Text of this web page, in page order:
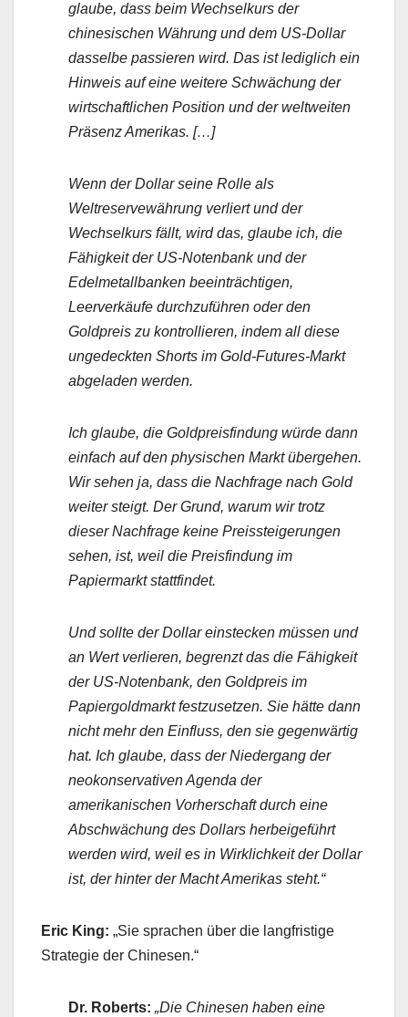
glaube, dass beim Wechselkurs der
chinesischen Währung und dem US-Dollar
dasselbe passieren wird. Das ist lediglich ein
Hinweis auf eine weitere Schwächung der
wirtschaftlichen Position und der weltweiten
Präsenz Amerikas. […]
Wenn der Dollar seine Rolle als
Weltreservewährung verliert und der
Wechselkurs fällt, wird das, glaube ich, die
Fähigkeit der US-Notenbank und der
Edelmetallbanken beeinträchtigen,
Leerverkäufe durchzuführen oder den
Goldpreis zu kontrollieren, indem all diese
ungedeckten Shorts im Gold-Futures-Markt
abgeladen werden.
Ich glaube, die Goldpreisfindung würde dann
einfach auf den physischen Markt übergehen.
Wir sehen ja, dass die Nachfrage nach Gold
weiter steigt. Der Grund, warum wir trotz
dieser Nachfrage keine Preissteigerungen
sehen, ist, weil die Preisfindung im
Papiermarkt stattfindet.
Und sollte der Dollar einstecken müssen und
an Wert verlieren, begrenzt das die Fähigkeit
der US-Notenbank, den Goldpreis im
Papiergoldmarkt festzusetzen. Sie hätte dann
nicht mehr den Einfluss, den sie gegenwärtig
hat. Ich glaube, dass der Niedergang der
neokonservativen Agenda der
amerikanischen Vorherschaft durch eine
Abschwächung des Dollars herbeigeführt
werden wird, weil es in Wirklichkeit der Dollar
ist, der hinter der Macht Amerikas steht.“
Eric King: „Sie sprachen über die langfristige
Strategie der Chinesen.“
Dr. Roberts: „Die Chinesen haben eine